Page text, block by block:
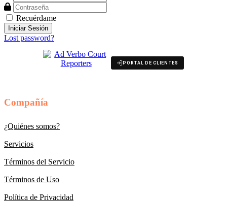
Contraseña
Recuérdame
Lost password?
PORTAL DE CLIENTES
Compañía
¿Quiénes somos?
Servicios
Términos del Servicio
Términos de Uso
Política de Privacidad